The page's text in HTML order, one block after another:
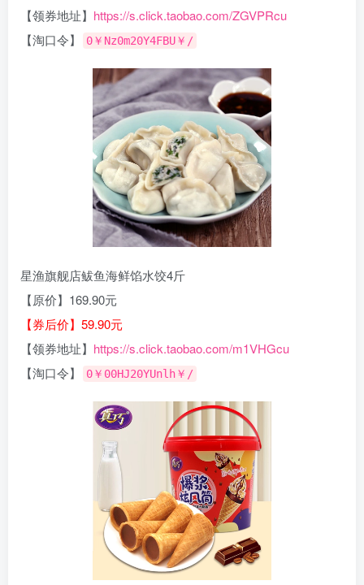
【领券地址】 https://s.click.taobao.com/ZGVPRcu
【淘口令】
0￥Nz0m20Y4FBU￥/
星渔旗舰店鲅鱼海鲜馅水饺4斤
【原价】169.90元
【券后价】59.90元
【领券地址】 https://s.click.taobao.com/m1VHGcu
【淘口令】
0￥00HJ20YUnlh￥/